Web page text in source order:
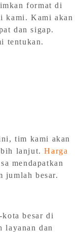
format di
kami. Kami akan
dan sigap.
tentukan.
tim kami akan
lanjut.Harga
mendapatkan
jumlah besar.
besar di
layanan dan